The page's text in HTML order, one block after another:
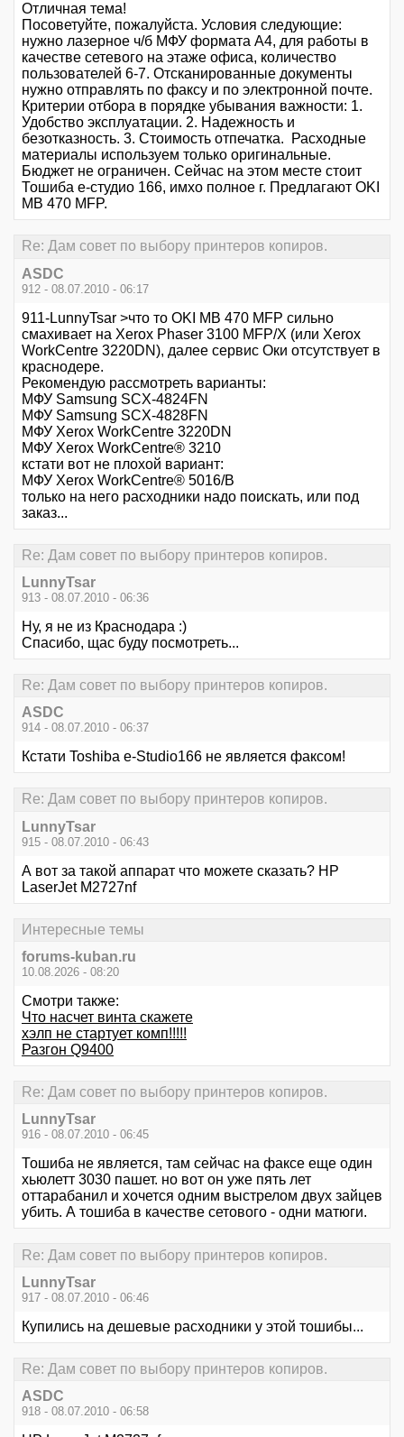
Отличная тема!
Посоветуйте, пожалуйста. Условия следующие:
нужно лазерное ч/б МФУ формата А4, для работы в
качестве сетевого на этаже офиса, количество
пользователей 6-7. Отсканированные документы
нужно отправлять по факсу и по электронной почте.
Критерии отбора в порядке убывания важности: 1.
Удобство эксплуатации. 2. Надежность и
безотказность. 3. Стоимость отпечатка. Расходные
материалы используем только оригинальные.
Бюджет не ограничен. Сейчас на этом месте стоит
Тошиба e-студио 166, имхо полное г. Предлагают OKI
MB 470 MFP.
Re: Дам совет по выбору принтеров копиров.
ASDC
912 - 08.07.2010 - 06:17
911-LunnyTsar >что то OKI MB 470 MFP сильно
смахивает на Xerox Phaser 3100 MFP/X (или Xerox
WorkCentre 3220DN), далее сервис Оки отсутствует в
краснодере.
Рекомендую рассмотреть варианты:
МФУ Samsung SCX-4824FN
МФУ Samsung SCX-4828FN
МФУ Xerox WorkCentre 3220DN
МФУ Xerox WorkCentre® 3210
кстати вот не плохой вариант:
МФУ Xerox WorkCentre® 5016/B
только на него расходники надо поискать, или под
заказ...
Re: Дам совет по выбору принтеров копиров.
LunnyTsar
913 - 08.07.2010 - 06:36
Ну, я не из Краснодара :)
Спасибо, щас буду посмотреть...
Re: Дам совет по выбору принтеров копиров.
ASDC
914 - 08.07.2010 - 06:37
Кстати Toshiba e-Studio166 не является факсом!
Re: Дам совет по выбору принтеров копиров.
LunnyTsar
915 - 08.07.2010 - 06:43
А вот за такой аппарат что можете сказать? HP
LaserJet M2727nf
Интересные темы
forums-kuban.ru
10.08.2026 - 08:20
Смотри также:
Что насчет винта скажете
хэлп не стартует комп!!!!!
Разгон Q9400
Re: Дам совет по выбору принтеров копиров.
LunnyTsar
916 - 08.07.2010 - 06:45
Тошиба не является, там сейчас на факсе еще один
хьюлетт 3030 пашет. но вот он уже пять лет
оттарабанил и хочется одним выстрелом двух зайцев
убить. А тошиба в качестве сетового - одни матюги.
Re: Дам совет по выбору принтеров копиров.
LunnyTsar
917 - 08.07.2010 - 06:46
Купились на дешевые расходники у этой тошибы...
Re: Дам совет по выбору принтеров копиров.
ASDC
918 - 08.07.2010 - 06:58